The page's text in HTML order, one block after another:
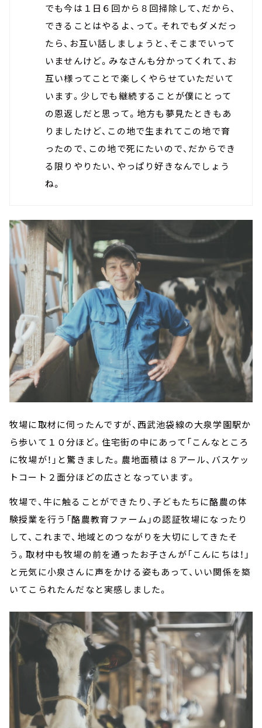
でも今は１日６回から８回掃除して、だから、
できることはやるよ、って。それでもダメだっ
たら、お互い話しましょうと、そこまでいって
いませんけど。みなさんも分かってくれて、お
互い様ってことで楽しくやらせていただいて
います。少しでも継続することが僕にとって
の恩返しだと思って。地方も夢見たときもあ
りましたけど、この地で生まれてこの地で育
ったので、この地で死にたいので、だからでき
る限りやりたい、やっぱり好きなんでしょう
ね。
牧場に取材に伺ったんですが、西武池袋線の大泉学園駅か
ら歩いて１０分ほど。住宅街の中にあって「こんなところ
に牧場が！」と驚きました。農地面積は８アール、バスケッ
トコート２面分ほどの広さとなっています。
牧場で、牛に触ることができたり、子どもたちに酪農の体
験授業を行う「酪農教育ファーム」の認証牧場になったり
して、これまで、地域とのつながりを大切にしてきたそ
う。取材中も牧場の前を通ったお子さんが「こんにちは！」
と元気に小泉さんに声をかける姿もあって、いい関係を築
いてこられたんだなと実感しました。